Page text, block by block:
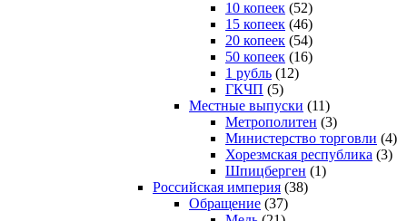
10 копеек (52)
15 копеек (46)
20 копеек (54)
50 копеек (16)
1 рубль (12)
ГКЧП (5)
Местные выпуски (11)
Метрополитен (3)
Министерство торговли (4)
Хорезмская республика (3)
Шпицберген (1)
Российская империя (38)
Обращение (37)